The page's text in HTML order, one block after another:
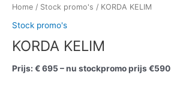
Home / Stock promo's / KORDA KELIM
Stock promo's
KORDA KELIM
Prijs: € 695 – nu stockpromo prijs €590